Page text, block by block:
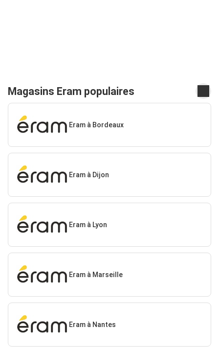
Magasins Eram populaires
Eram à Bordeaux
Eram à Dijon
Eram à Lyon
Eram à Marseille
Eram à Nantes